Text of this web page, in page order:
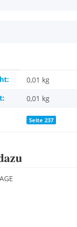
0,01 kg
0,01 kg
Seite 237